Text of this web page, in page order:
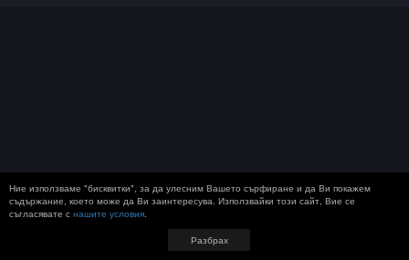
Ние използваме "бисквитки", за да улесним Вашето сърфиране и да Ви покажем
съдържание, което може да Ви заинтересува. Използвайки този сайт, Вие се
съгласявате с нашите условия.
Разбрах